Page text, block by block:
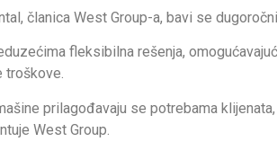
članica West Group-a, bavi se
fleksibilna rešenja,
troškove.
prilagođavaju se potrebama
West Group.